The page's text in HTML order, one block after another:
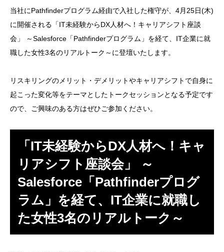
当社にPathfinderプログラム経由で入社した権守が、4月25日(木)
に開催される「IT未経験からDX人材へ！キャリアシフト座談
会」 ～Salesforce「Pathfinderプログラム」を経て、IT企業に就
職した女性3名のリアルトーク～に登壇いたします。
リスキリングのメリット・デメリットやキャリアシフトで自身に
起こった変化等をテーマとしたトークセッションとなる予定です
ので、ご興味のある方はぜひご参加ください。
「IT未経験からDX人材へ！キャ
リアシフト座談会」 ～
Salesforce「Pathfinderプログ
ラム」を経て、IT企業に就職し
た女性3名のリアルトーク～